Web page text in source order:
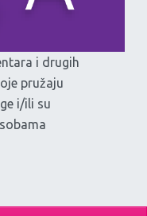
i drugih
pružaju
i/ili su